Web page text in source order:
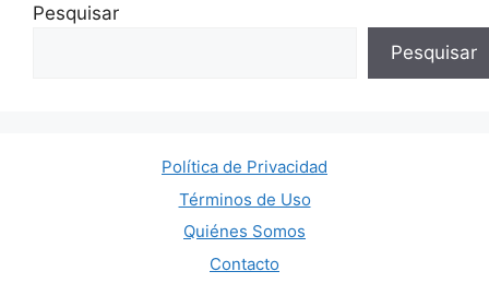
Pesquisar
Pesquisar
Política de Privacidad
Términos de Uso
Quiénes Somos
Contacto